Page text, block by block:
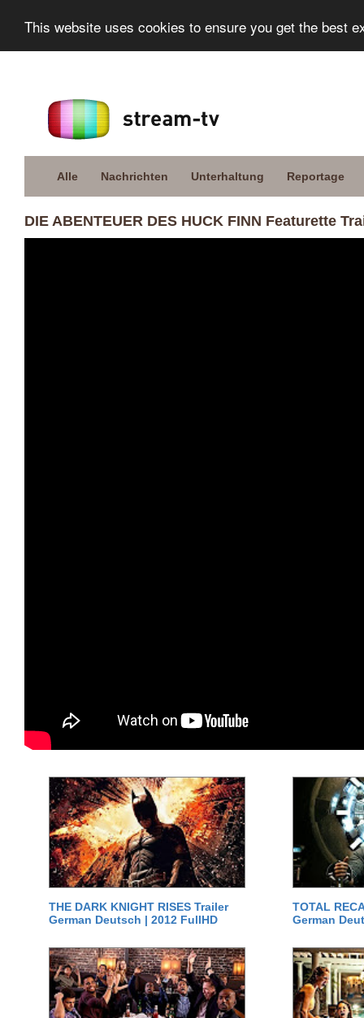
This website uses cookies to ensure you get the best
Alle Nachrichten Unterhaltung Reportage
DIE ABENTEUER DES HUCK FINN Featurette
THE DARK KNIGHT RISES Trailer
German Deutsch | 2012 FullHD
TOTAL
German